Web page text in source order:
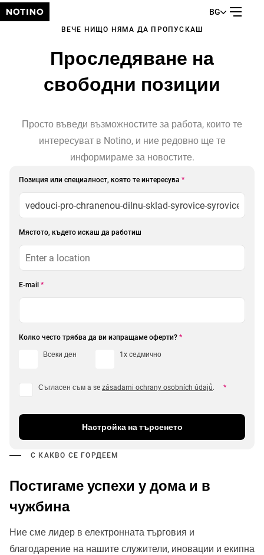
BG
ВЕЧЕ НИЩО НЯМА ДА ПРОПУСКАШ
Проследяване на
свободни позиции
Просто въведи възможностите за работа, които те
интересуват в Notinо, и ние редовно ще те
информираме за новостите.
Позиция или специалност, която те интересува *
Мястото, където искаш да работиш
E-mail *
Колко често трябва да ви изпращаме оферти? *
Всеки ден 1x седмично
Съгласен съм a se zásadami ochrany osobních údajů. *
Настройка на търсенето
С КАКВО СЕ ГОРДЕЕМ
Постигаме успехи у дома и в
чужбина
Ние сме лидер в електронната търговия и
благодарение на нашите служители, иновации и екипна